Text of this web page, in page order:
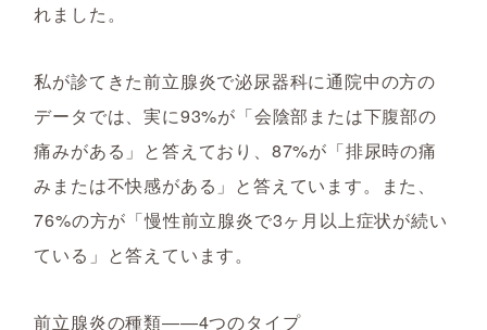
れました。
私が診てきた前立腺炎で泌尿器科に通院中の方の
データでは、実に93%が「会陰部または下腹部の
痛みがある」と答えており、87%が「排尿時の痛
みまたは不快感がある」と答えています。また、
76%の方が「慢性前立腺炎で3ヶ月以上症状が続い
ている」と答えています。
前立腺炎の種類――4つのタイプ